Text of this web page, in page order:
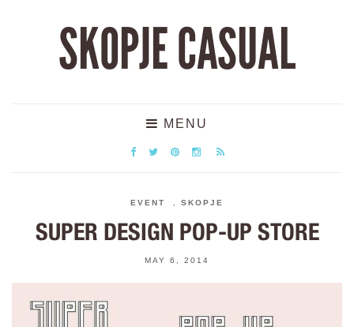
SKOPJE CASUAL
MENU
EVENT SKOPJE
SUPER DESIGN POP-UP STORE
MAY 6, 2014